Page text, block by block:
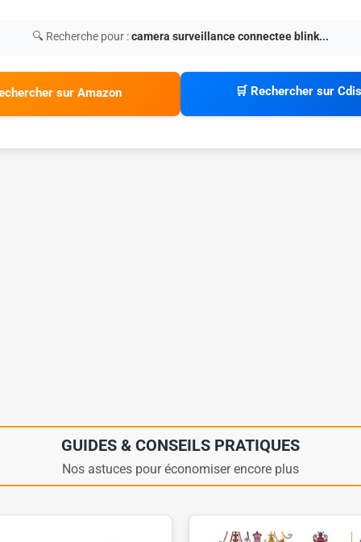
🔍 Recherche pour :camera surveillance connectee blink...
sur Amazon 🛒 Rechercher sur
GUIDES & CONSEILS PRATIQUES
Nos astuces pour économiser encore plus